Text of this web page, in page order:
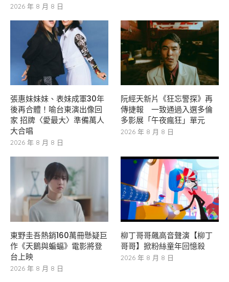
2026 年 8 月 8 日
張惠妹妹妹、表妹成軍30年
後再合體！喻台東演出像回
家 招牌〈愛最大〉準備萬人
大合唱
2026 年 8 月 8 日
阮經天新片《狂忘警探》再
傳捷報 一致通過入選多倫
多影展「午夜瘋狂」單元
2026 年 8 月 8 日
東野圭吾熱銷160萬冊懸疑巨
作《天鵝與蝙蝠》電影將登
台上映
2026 年 8 月 8 日
柳丁哥哥飆高音聲演【柳丁
哥哥】掀粉絲童年回憶殺
2026 年 8 月 8 日